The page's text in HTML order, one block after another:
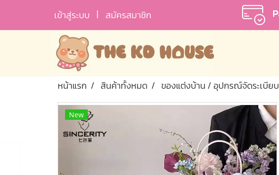
เข้าสู่ระบบ สมัครสมาชิก
หน้าแรก สินค้าทั้งหมด ของแต่งบ้าน / อุปกรณ์จัดระเบียบ
New